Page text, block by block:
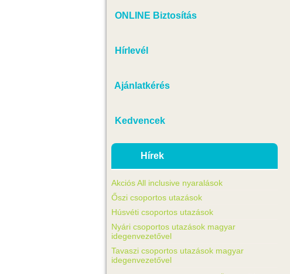
ONLINE Biztosítás
Hírlevél
Ajánlatkérés
Kedvencek
Hírek
Akciós All inclusive nyaralások
Őszi csoportos utazások
Húsvéti csoportos utazások
Nyári csoportos utazások magyar
idegenvezetővel
Tavaszi csoportos utazások magyar
idegenvezetővel